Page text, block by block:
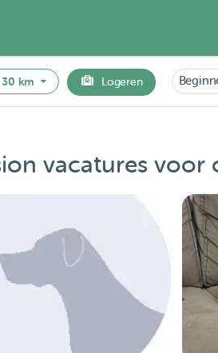
30 km Logeren
vacatures voor